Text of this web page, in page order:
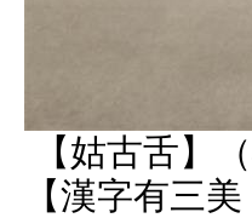
【姑古舌】（
【漢字有三美